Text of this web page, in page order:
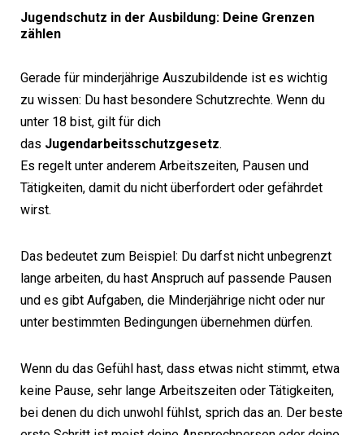
Jugendschutz in der Ausbildung: Deine Grenzen
zählen
Gerade für minderjährige Auszubildende ist es wichtig
zu wissen: Du hast besondere Schutzrechte. Wenn du
unter 18 bist, gilt für dich
das Jugendarbeitsschutzgesetz.
Es regelt unter anderem Arbeitszeiten, Pausen und
Tätigkeiten, damit du nicht überfordert oder gefährdet
wirst.
Das bedeutet zum Beispiel: Du darfst nicht unbegrenzt
lange arbeiten, du hast Anspruch auf passende Pausen
und es gibt Aufgaben, die Minderjährige nicht oder nur
unter bestimmten Bedingungen übernehmen dürfen.
Wenn du das Gefühl hast, dass etwas nicht stimmt, etwa
keine Pause, sehr lange Arbeitszeiten oder Tätigkeiten,
bei denen du dich unwohl fühlst, sprich das an. Der beste